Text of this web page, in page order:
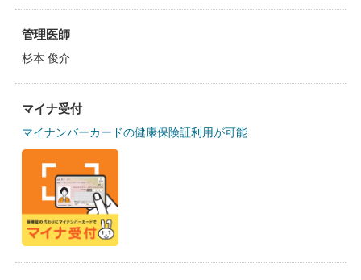
管理医師
杉本 俊介
マイナ受付
マイナンバーカードの健康保険証利用が可能